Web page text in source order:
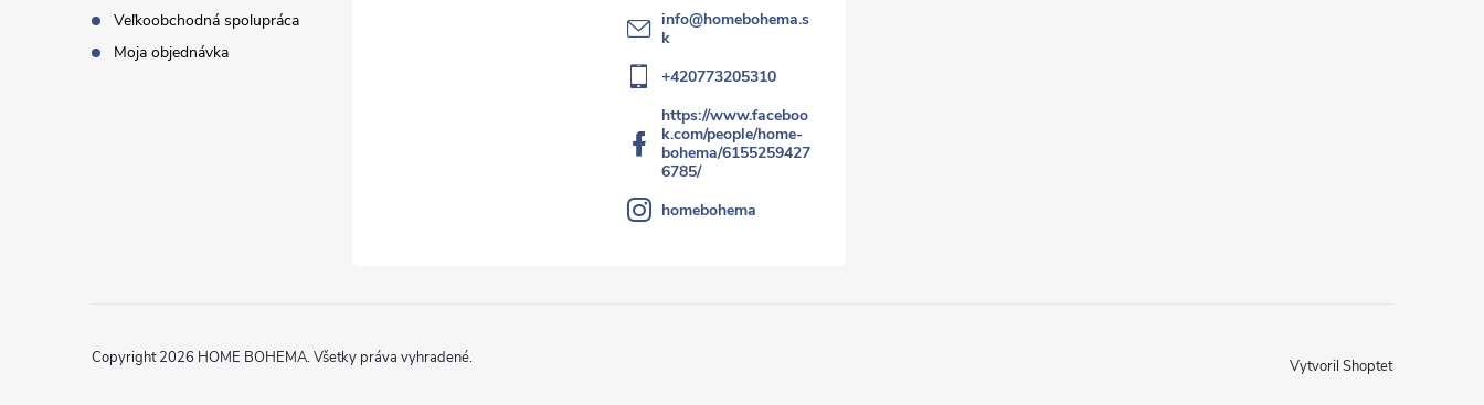
Veľkoobchodná spolupráca
Moja objednávka
info@homebohema.s
k
+420773205310
https://www.faceboo
k.com/people/home-
bohema/6155259427
6785/
homebohema
Vytvoril Shoptet
Copyright 2026 HOME BOHEMA. Všetky práva vyhradené.